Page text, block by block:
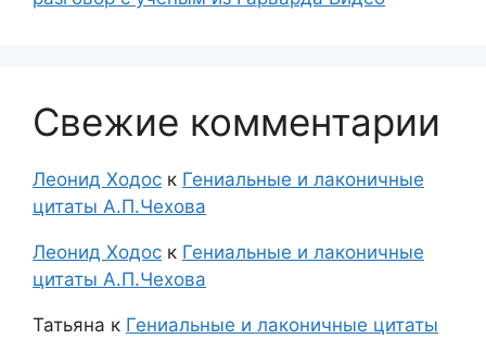
Свежие комментарии
Леонид Ходос к Гениальные и лаконичные
цитаты А.П.Чехова
Леонид Ходос к Гениальные и лаконичные
цитаты А.П.Чехова
Татьяна к Гениальные и лаконичные цитаты